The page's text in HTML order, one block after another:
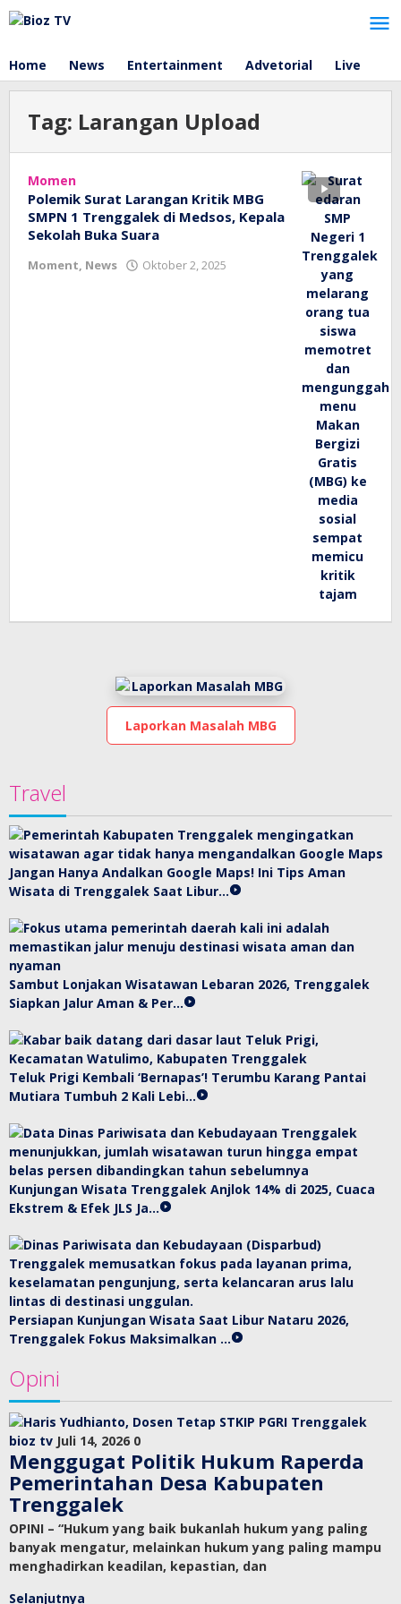
Lewati
ke
Home
News Entertainment Advetorial Live
Tag: Larangan Upload
Momen
Polemik Surat Larangan Kritik MBG
SMPN 1 Trenggalek di Medsos, Kepala
Sekolah Buka Suara
Moment, News Oktober 2, 2025
Laporkan Masalah MBG
Travel
Jangan Hanya Andalkan Google Maps! Ini Tips Aman
Wisata di Trenggalek Saat Libur…
Sambut Lonjakan Wisatawan Lebaran 2026, Trenggalek
Siapkan Jalur Aman & Per…
Teluk Prigi Kembali ‘Bernapas’! Terumbu Karang Pantai
Mutiara Tumbuh 2 Kali Lebi…
Kunjungan Wisata Trenggalek Anjlok 14% di 2025, Cuaca
Ekstrem & Efek JLS Ja…
Persiapan Kunjungan Wisata Saat Libur Nataru 2026,
Trenggalek Fokus Maksimalkan …
Opini
bioz tv Juli 14, 2026 0
Menggugat Politik Hukum Raperda
Pemerintahan Desa Kabupaten
Trenggalek
OPINI – “Hukum yang baik bukanlah hukum yang paling
banyak mengatur, melainkan hukum yang paling mampu
menghadirkan keadilan, kepastian, dan
Selanjutnya